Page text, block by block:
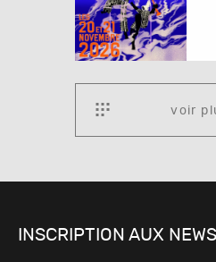
voir
INSCRIPTION AUX